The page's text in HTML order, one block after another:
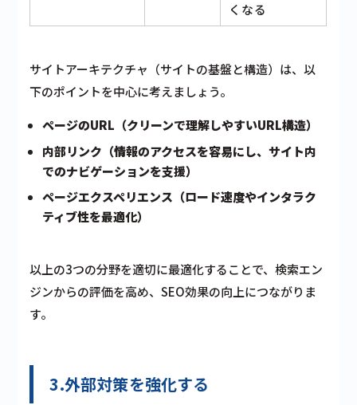
くなる
サイトアーキテクチャ（サイトの基盤と構造）は、以
下のポイントを中心に考えましょう。
ページのURL（クリーンで理解しやすいURL構造）
内部リンク（情報のアクセスを容易にし、サイト内
でのナビゲーションを支援）
ページエクスペリエンス（ロード速度やインタラク
ティブ性を最適化）
以上の3つの分野を適切に最適化することで、検索エン
ジンからの評価を高め、SEO効果の向上につながりま
す。
3.外部対策を強化する